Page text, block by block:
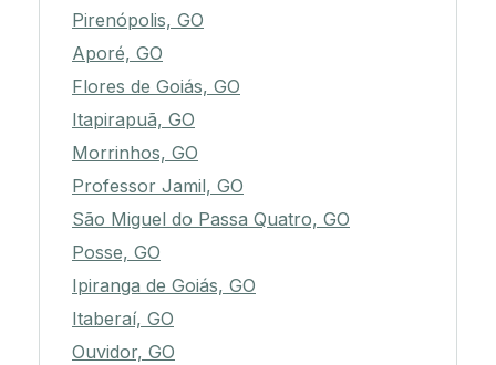
Pirenópolis, GO
Aporé, GO
Flores de Goiás, GO
Itapirapuã, GO
Morrinhos, GO
Professor Jamil, GO
São Miguel do Passa Quatro, GO
Posse, GO
Ipiranga de Goiás, GO
Itaberaí, GO
Ouvidor, GO